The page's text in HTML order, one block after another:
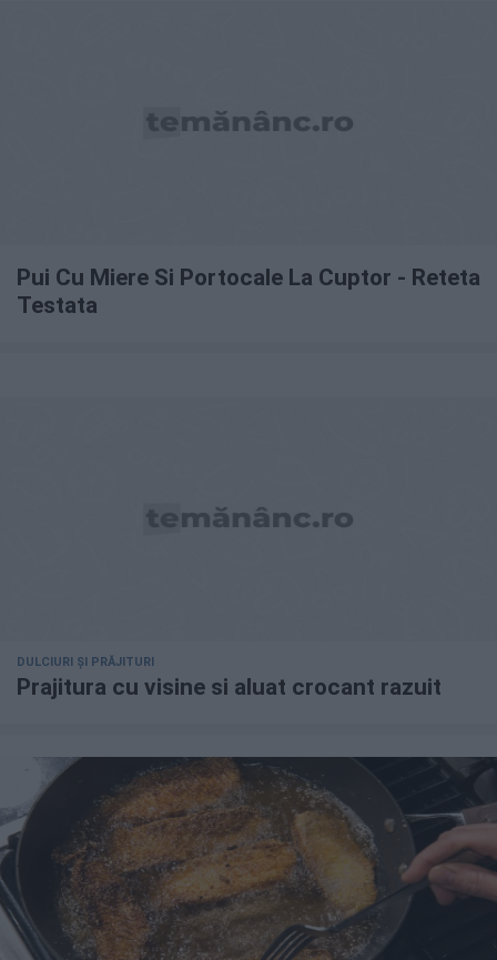
Pui Cu Miere Si Portocale La Cuptor - Reteta
Testata
DULCIURI ȘI PRĂJITURI
Prajitura cu visine si aluat crocant razuit